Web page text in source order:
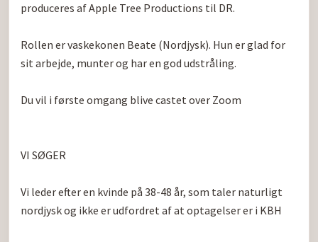
produceres af Apple Tree Productions til DR.
Rollen er vaskekonen Beate (Nordjysk). Hun er glad for
sit arbejde, munter og har en god udstråling.
Du vil i første omgang blive castet over Zoom
VI SØGER
Vi leder efter en kvinde på 38-48 år, som taler naturligt
nordjysk og ikke er udfordret af at optagelser er i KBH